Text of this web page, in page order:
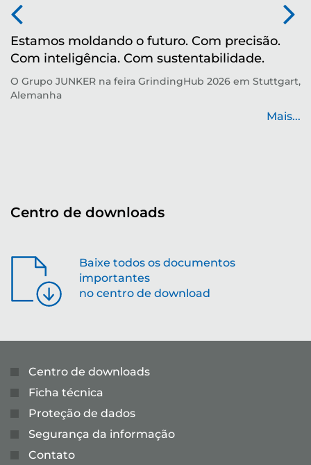
Estamos moldando o futuro. Com precisão.
Com inteligência. Com sustentabilidade.
O Grupo JUNKER na feira GrindingHub 2026 em Stuttgart,
Alemanha
Mais...
Centro de downloads
Baixe todos os documentos
importantes
no centro de download
Centro de downloads
Ficha técnica
Proteção de dados
Segurança da informação
Contato